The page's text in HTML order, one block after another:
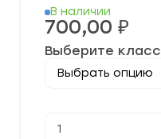
В наличии
700,00 ₽
Выберите класс
товара